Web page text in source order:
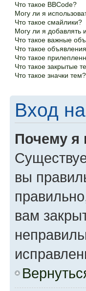
Что такое BBCode?
Могу ли я
Что такое смайлики?
Могу ли я добавлять
Что такое важные
Что такое
Что такое
Что такое закрытые
Что такое значки тем?
Вход
Почему я
вы
вам